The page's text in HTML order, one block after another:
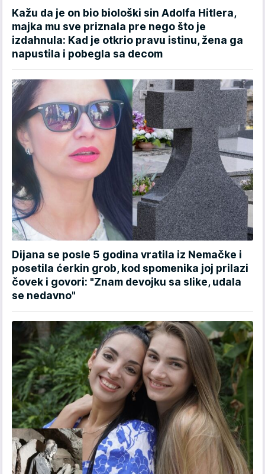
Kažu da je on bio biološki sin Adolfa Hitlera,
majka mu sve priznala pre nego što je
izdahnula: Kad je otkrio pravu istinu, žena ga
napustila i pobegla sa decom
Dijana se posle 5 godina vratila iz Nemačke i
posetila ćerkin grob, kod spomenika joj prilazi
čovek i govori: "Znam devojku sa slike, udala
se nedavno"